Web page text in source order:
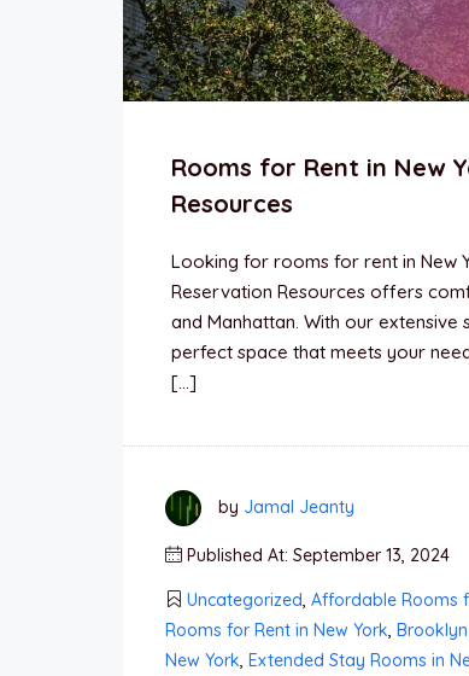
Rooms for Rent in New
Resources
Looking for rooms for rent in New
Reservation Resources offers
and Manhattan. With our
perfect space that meets your
[…]
by Jamal Jeanty
Published At: September 13, 2024
Uncategorized, Affordable Rooms
Rooms for Rent in New York,
New York, Extended Stay Rooms in